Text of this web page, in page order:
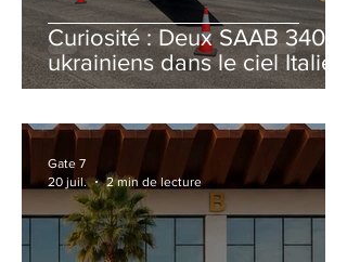
Curiosité : Deux SAAB 340B
ukrainiens dans le ciel Italien
cet été
Gate 7
20 juil.
2 min de lecture